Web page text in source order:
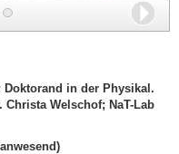
in der Physikal.
Welschof; NaT-Lab